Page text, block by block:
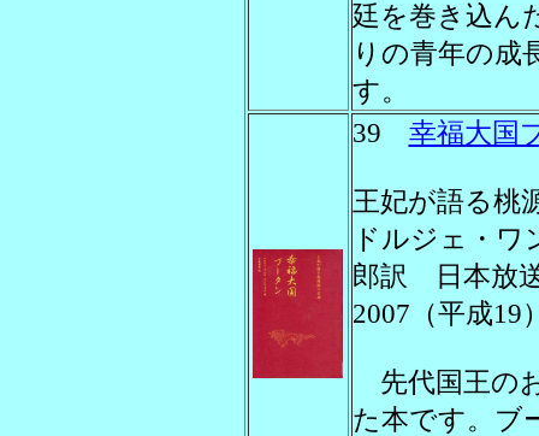
廷を巻き込ん
りの青年の成
す。
39 幸福大国
王妃が語る桃
ドルジェ・
郎訳 日本放
2007（平成
先代国王の
た本です。ブ